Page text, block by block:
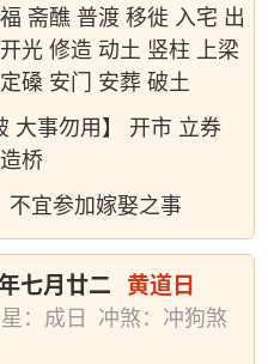
斋醮 普渡 移徙 入宅 出
光 修造 动土 竖柱 上梁
磉 安门 安葬 破土
大事勿用】 开市 立券
桥
不宜参加嫁娶之事
七月廿二 黄道日
：成日
冲煞：冲狗煞